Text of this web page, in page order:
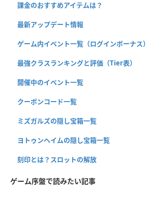
課金のおすすめアイテムは？
最新アップデート情報
ゲーム内イベント一覧（ログインボーナス）
最強クラスランキングと評価（Tier表）
開催中のイベント一覧
クーポンコード一覧
ミズガルズの隠し宝箱一覧
ヨトゥンヘイムの隠し宝箱一覧
刻印とは？スロットの解放
ゲーム序盤で読みたい記事